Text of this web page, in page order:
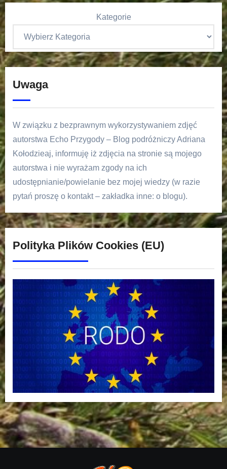
Kategorie
Uwaga
W związku z bezprawnym wykorzystywaniem zdjęć
autorstwa Echo Przygody – Blog podróżniczy Adriana
Kołodzieaj, informuję iż zdjęcia na stronie są mojego
autorstwa i nie wyrażam zgody na ich
udostępnianie/powielanie bez mojej wiedzy (w razie
pytań proszę o kontakt – zakładka inne: o blogu).
Polityka Plików Cookies (EU)